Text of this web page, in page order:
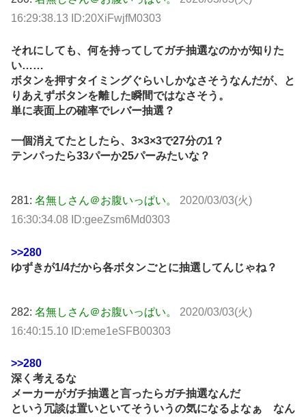
16:29:38.13 ID:20XiFwjfM0303
それにしても、何を持ってしてガチ抽選なのかが知りた
い……
ボタンを押すタイミングぐらいしかなさそうなんだが、と
りあえずボタンを離した瞬間ではなさそう。
単に表面上の確率でレバー抽選？
一個消えてたとしたら、3×3×3で27分の1？
テンパったら33パーか25パーみたいな？
281: 名無しさん＠お腹いっぱい。
2020/03/03(火)
16:30:34.08 ID:geeZsm6Md0303
>>280
ゆずきが1/4だから各ボタンごとに抽選してんじゃね？
282: 名無しさん＠お腹いっぱい。
2020/03/03(火)
16:40:15.10 ID:eme1eSFB00303
>>280
深く考えるな
メーカーがガチ抽選と言ったらガチ抽選なんだ
という冗談は置いといてそういうの気になるよなぁ なん